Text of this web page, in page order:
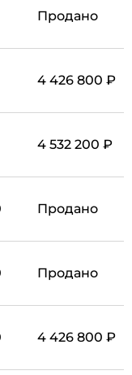
Продано
4 426 800 ₽
4 532 200 ₽
Продано
Продано
4 426 800 ₽